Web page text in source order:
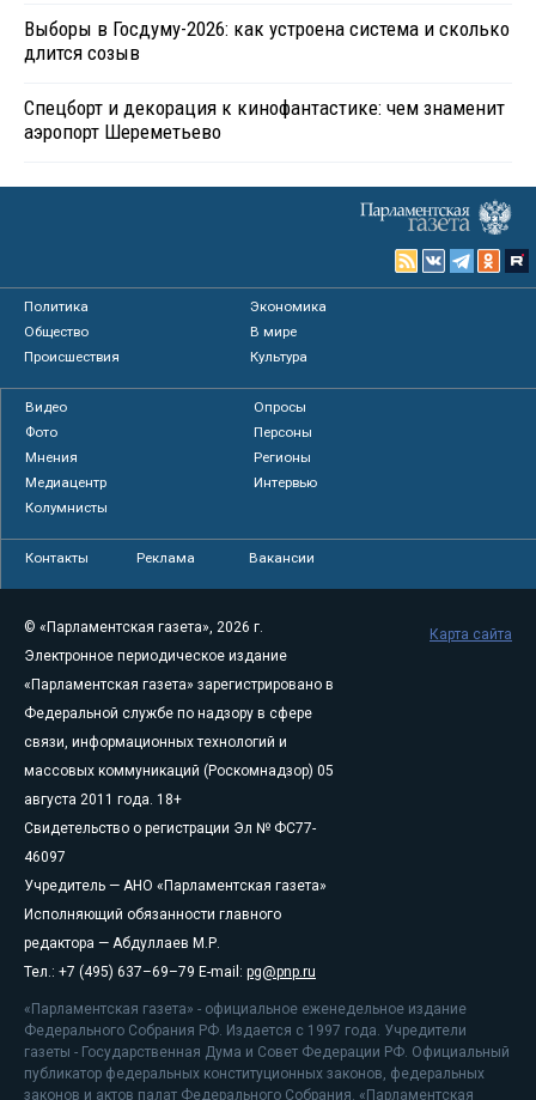
Выборы в Госдуму-2026: как устроена система и сколько
длится созыв
Спецборт и декорация к кинофантастике: чем знаменит
аэропорт Шереметьево
Политика
Экономика
Общество
В мире
Происшествия
Культура
Видео
Опросы
Фото
Персоны
Мнения
Регионы
Медиацентр
Интервью
Колумнисты
Контакты Реклама Вакансии
© «Парламентская газета», 2026 г.
Электронное периодическое издание
«Парламентская газета» зарегистрировано в
Федеральной службе по надзору в сфере
связи, информационных технологий и
массовых коммуникаций (Роскомнадзор) 05
августа 2011 года. 18+
Свидетельство о регистрации Эл № ФС77-
46097
Учредитель — АНО «Парламентская газета»
Исполняющий обязанности главного
редактора — Абдуллаев М.Р.
Тел.: +7 (495) 637–69–79 E-mail: pg@pnp.ru
«Парламентская газета» - официальное еженедельное издание
Федерального Собрания РФ. Издается с 1997 года. Учредители
газеты - Государственная Дума и Совет Федерации РФ. Официальный
публикатор федеральных конституционных законов, федеральных
законов и актов палат Федерального Собрания. «Парламентская
Карта сайта